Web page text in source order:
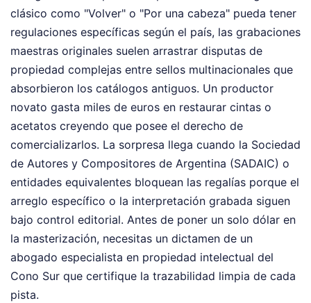
clásico como "Volver" o "Por una cabeza" pueda tener
regulaciones específicas según el país, las grabaciones
maestras originales suelen arrastrar disputas de
propiedad complejas entre sellos multinacionales que
absorbieron los catálogos antiguos. Un productor
novato gasta miles de euros en restaurar cintas o
acetatos creyendo que posee el derecho de
comercializarlos. La sorpresa llega cuando la Sociedad
de Autores y Compositores de Argentina (SADAIC) o
entidades equivalentes bloquean las regalías porque el
arreglo específico o la interpretación grabada siguen
bajo control editorial. Antes de poner un solo dólar en
la masterización, necesitas un dictamen de un
abogado especialista en propiedad intelectual del
Cono Sur que certifique la trazabilidad limpia de cada
pista.